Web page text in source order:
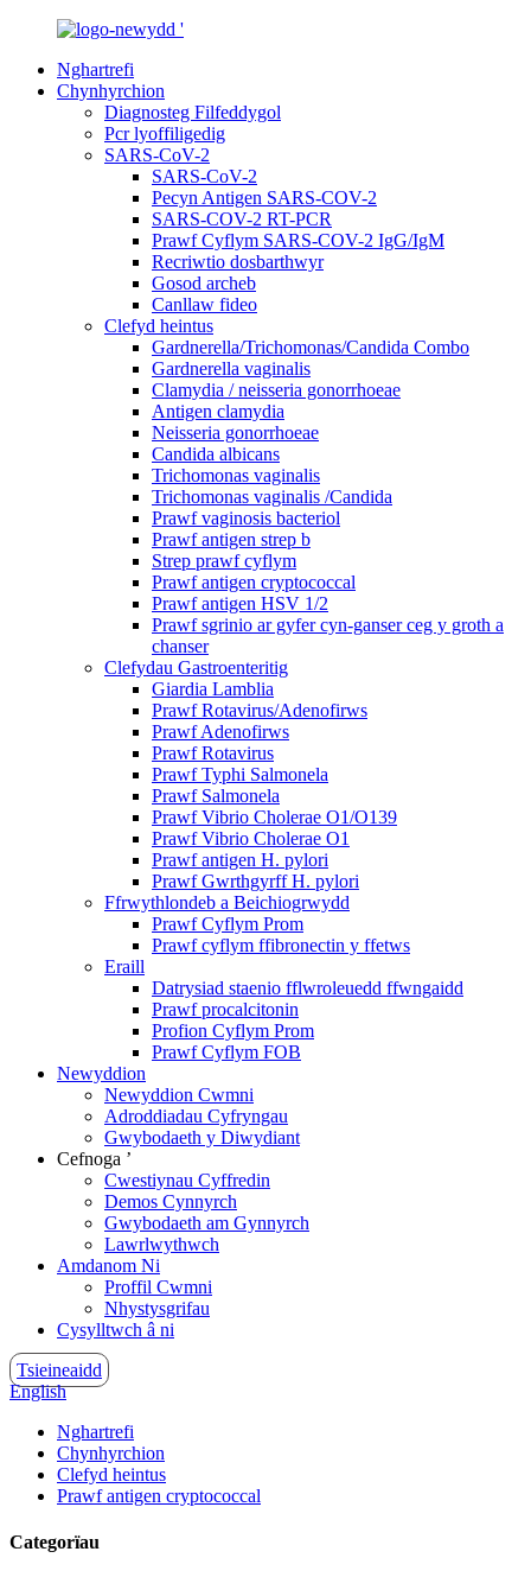
Nghartrefi
Chynhyrchion
Diagnosteg Filfeddygol
Pcr lyoffiligedig
SARS-CoV-2
SARS-CoV-2
Pecyn Antigen SARS-COV-2
SARS-COV-2 RT-PCR
Prawf Cyflym SARS-COV-2 IgG/IgM
Recriwtio dosbarthwyr
Gosod archeb
Canllaw fideo
Clefyd heintus
Gardnerella/Trichomonas/Candida Combo
Gardnerella vaginalis
Clamydia / neisseria gonorrhoeae
Antigen clamydia
Neisseria gonorrhoeae
Candida albicans
Trichomonas vaginalis
Trichomonas vaginalis /Candida
Prawf vaginosis bacteriol
Prawf antigen strep b
Strep prawf cyflym
Prawf antigen cryptococcal
Prawf antigen HSV 1/2
Prawf sgrinio ar gyfer cyn-ganser ceg y groth a
chanser
Clefydau Gastroenteritig
Giardia Lamblia
Prawf Rotavirus/Adenofirws
Prawf Adenofirws
Prawf Rotavirus
Prawf Typhi Salmonela
Prawf Salmonela
Prawf Vibrio Cholerae O1/O139
Prawf Vibrio Cholerae O1
Prawf antigen H. pylori
Prawf Gwrthgyrff H. pylori
Ffrwythlondeb a Beichiogrwydd
Prawf Cyflym Prom
Prawf cyflym ffibronectin y ffetws
Eraill
Datrysiad staenio fflwroleuedd ffwngaidd
Prawf procalcitonin
Profion Cyflym Prom
Prawf Cyflym FOB
Newyddion
Newyddion Cwmni
Adroddiadau Cyfryngau
Gwybodaeth y Diwydiant
Cefnoga ’
Cwestiynau Cyffredin
Demos Cynnyrch
Gwybodaeth am Gynnyrch
Lawrlwythwch
Amdanom Ni
Proffil Cwmni
Nhystysgrifau
Cysylltwch â ni
Tsieineaidd
English
Nghartrefi
Chynhyrchion
Clefyd heintus
Prawf antigen cryptococcal
Categorïau